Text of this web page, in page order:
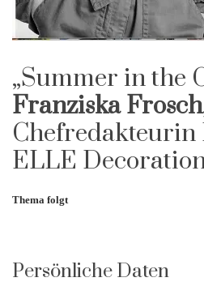
„Summer in the
Franziska Frosch
Chefredakteurin
ELLE
Thema folgt
Persönliche Daten